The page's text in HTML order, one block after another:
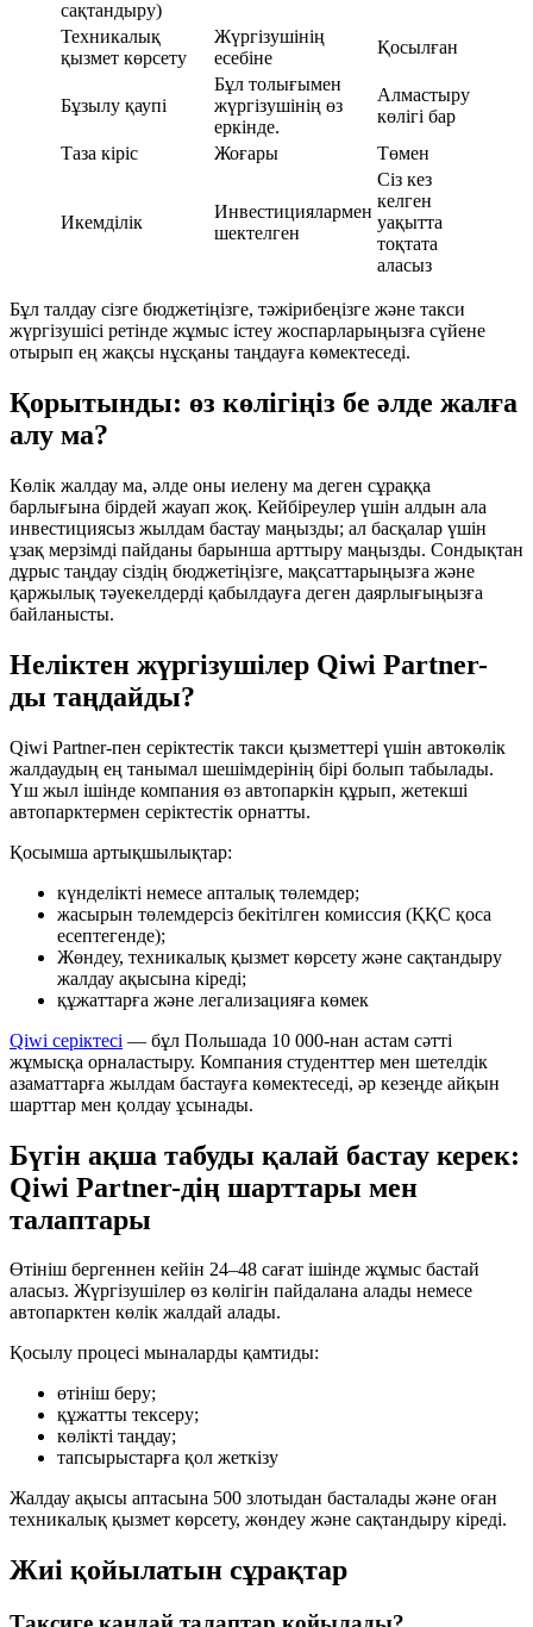
сақтандыру)
Техникалық
қызмет көрсету
Жүргізушінің
есебіне
Қосылған
Бұзылу қаупі
Бұл толығымен
жүргізушінің өз
еркінде.
Алмастыру
көлігі бар
Таза кіріс
Жоғары Төмен
Икемділік
Инвестициялармен
шектелген
Сіз кез
келген
уақытта
тоқтата
аласыз
Бұл талдау сізге бюджетіңізге, тәжірибеңізге және такси
жүргізушісі ретінде жұмыс істеу жоспарларыңызға сүйене
отырып ең жақсы нұсқаны таңдауға көмектеседі.
Қорытынды: өз көлігіңіз бе әлде жалға
алу ма?
Көлік жалдау ма, әлде оны иелену ма деген сұраққа
барлығына бірдей жауап жоқ. Кейбіреулер үшін алдын ала
инвестициясыз жылдам бастау маңызды; ал басқалар үшін
ұзақ мерзімді пайданы барынша арттыру маңызды. Сондықтан
дұрыс таңдау сіздің бюджетіңізге, мақсаттарыңызға және
қаржылық тәуекелдерді қабылдауға деген даярлығыңызға
байланысты.
Неліктен жүргізушілер Qiwi Partner-
ды таңдайды?
Qiwi Partner-пен серіктестік такси қызметтері үшін автокөлік
жалдаудың ең танымал шешімдерінің бірі болып табылады.
Үш жыл ішінде компания өз автопаркін құрып, жетекші
автопарктермен серіктестік орнатты.
Қосымша артықшылықтар:
күнделікті немесе апталық төлемдер;
жасырын төлемдерсіз бекітілген комиссия (ҚҚС қоса
есептегенде);
Жөндеу, техникалық қызмет көрсету және сақтандыру
жалдау ақысына кіреді;
құжаттарға және легализацияға көмек
Qiwi серіктесі — бұл Польшада 10 000-нан астам сәтті
жұмысқа орналастыру. Компания студенттер мен шетелдік
азаматтарға жылдам бастауға көмектеседі, әр кезеңде айқын
шарттар мен қолдау ұсынады.
Бүгін ақша табуды қалай бастау керек:
Qiwi Partner-дің шарттары мен
талаптары
Өтініш бергеннен кейін 24–48 сағат ішінде жұмыс бастай
аласыз. Жүргізушілер өз көлігін пайдалана алады немесе
автопарктен көлік жалдай алады.
Қосылу процесі мыналарды қамтиды:
өтініш беру;
құжатты тексеру;
көлікті таңдау;
тапсырыстарға қол жеткізу
Жалдау ақысы аптасына 500 злотыдан басталады және оған
техникалық қызмет көрсету, жөндеу және сақтандыру кіреді.
Жиі қойылатын сұрақтар